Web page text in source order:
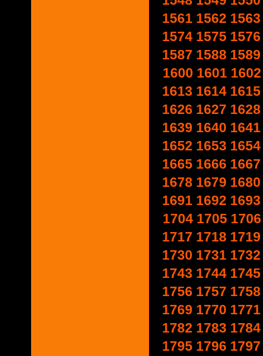
1561 1562 1563
1574 1575 1576
1587 1588 1589
1600 1601 1602
1613 1614 1615
1626 1627 1628
1639 1640 1641
1652 1653 1654
1665 1666 1667
1678 1679 1680
1691 1692 1693
1704 1705 1706
1717 1718 1719
1730 1731 1732
1743 1744 1745
1756 1757 1758
1769 1770 1771
1782 1783 1784
1795 1796 1797